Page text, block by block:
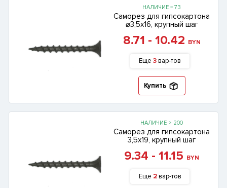
НАЛИЧИЕ = 73
Саморез для гипсокартона
⌀3,5х16, крупный шаг
8.71 - 10.42 BYN
Еще 3вар-тов
Купить
НАЛИЧИЕ > 200
Саморез для гипсокартона
3,5х19, крупный шаг
9.34 - 11.15 BYN
Еще 2 вар-тов